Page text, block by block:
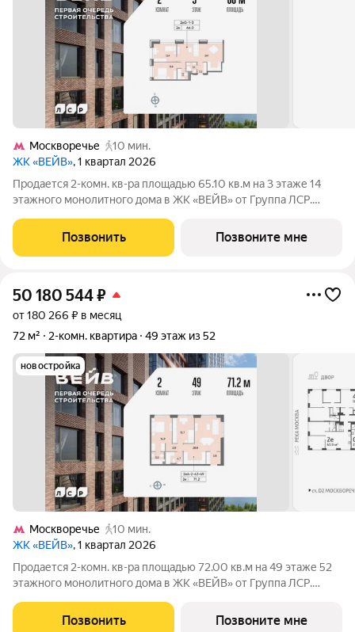
Москворечье
10 мин.
ЖК «ВЕЙВ», 1 квартал 2026
Продается 2-комн. кв-ра площадью 65.10 кв.м на 3 этаже 14
этажного монолитного дома в ЖК «ВЕЙВ» от Группа ЛСР.
набережная со смотровой площадкой, беговыми и
велодорожками, детскими и спортивными. В
Позвонить Позвоните мне
50 180 544₽
от 180 266 ₽ в месяц
72 м²
2-комн. квартира 49 этаж из 52
новостройка
Москворечье
10 мин.
ЖК «ВЕЙВ», 1 квартал 2026
Продается 2-комн. кв-ра площадью 72.00 кв.м на 49 этаже 52
этажного монолитного дома в ЖК «ВЕЙВ» от Группа ЛСР.
набережная со смотровой площадкой, беговыми и
Позвонить Позвоните мне